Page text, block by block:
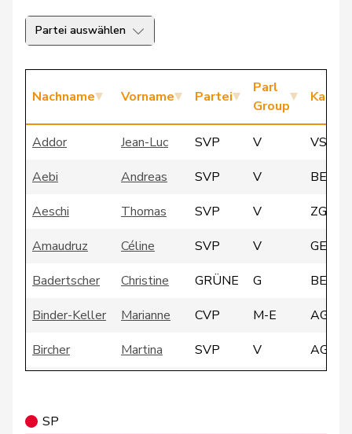
Partei auswählen
Nachname Vorname Partei
Parl
Group
Addor Jean-Luc SVP V
VS
Aebi
Andreas SVP V
BE
Aeschi
Thomas SVP V
ZG
Amaudruz
Céline SVP V
GE
Badertscher
Christine GRÜNE G
BE
Binder-Keller
Marianne CVP M-E
AG
Bircher
Martina SVP V
AG
Bourgeois
SP